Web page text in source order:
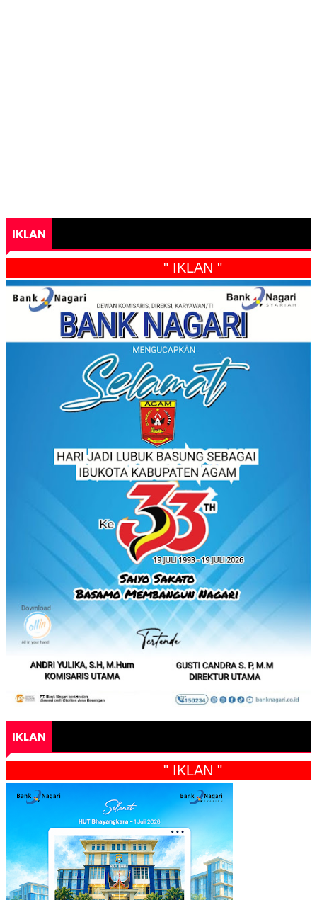
IKLAN
" IKLAN "
IKLAN
" IKLAN "